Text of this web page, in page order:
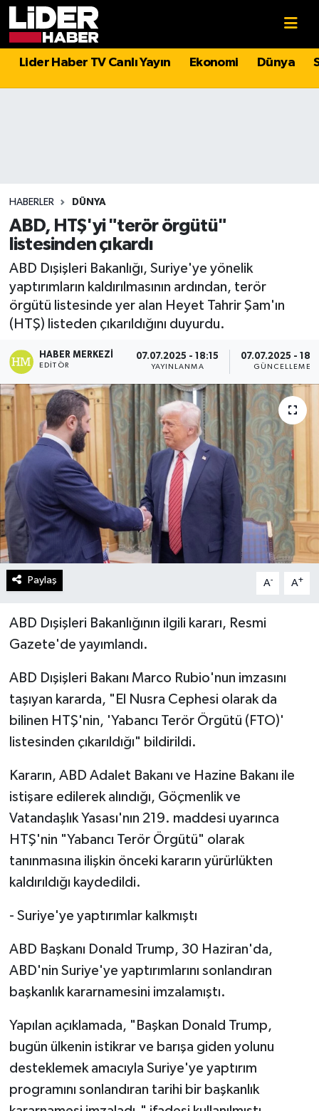
Lider Haber TV Canlı Yayın Ekonomi Dünya
HABERLER DÜNYA
ABD, HTŞ'yi "terör örgütü"
listesinden çıkardı
ABD Dışişleri Bakanlığı, Suriye'ye yönelik
yaptırımların kaldırılmasının ardından, terör
örgütü listesinde yer alan Heyet Tahrir Şam'ın
(HTŞ) listeden çıkarıldığını duyurdu.
HABER MERKEZI
EDITÖR
07.07.2025 - 18:15
YAYINLANMA
07.07.2025 -
GÜNCELLEME
Paylaş A- A+
ABD Dışişleri Bakanlığının ilgili kararı, Resmi
Gazete'de yayımlandı.
ABD Dışişleri Bakanı Marco Rubio'nun imzasını
taşıyan kararda, "El Nusra Cephesi olarak da
bilinen HTŞ'nin, 'Yabancı Terör Örgütü (FTO)'
listesinden çıkarıldığı" bildirildi.
Kararın, ABD Adalet Bakanı ve Hazine Bakanı ile
istişare edilerek alındığı, Göçmenlik ve
Vatandaşlık Yasası'nın 219. maddesi uyarınca
HTŞ'nin "Yabancı Terör Örgütü" olarak
tanınmasına ilişkin önceki kararın yürürlükten
kaldırıldığı kaydedildi.
- Suriye'ye yaptırımlar kalkmıştı
ABD Başkanı Donald Trump, 30 Haziran'da,
ABD'nin Suriye'ye yaptırımlarını sonlandıran
başkanlık kararnamesini imzalamıştı.
Yapılan açıklamada, "Başkan Donald Trump,
bugün ülkenin istikrar ve barışa giden yolunu
desteklemek amacıyla Suriye'ye yaptırım
programını sonlandıran tarihi bir başkanlık
Politika
Magazin
Spor
Sağlık
Teknoloji
Lider Haber TV Canlı Yayın izle
Hava Durumu
Süper Lig Puan Durumu ve Fikstür
Tüm Manşetler
Son Dakika Haberleri
Haber Arşivi